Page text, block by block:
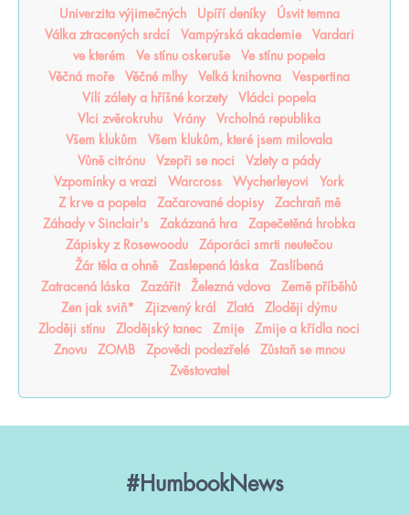
Univerzita výjimečných
Upíří deníky
Úsvit temna
Válka ztracených srdcí
Vampýrská akademie
Vardari
ve kterém
Ve stínu oskeruše
Ve stínu popela
Věčná moře
Věčné mlhy Velká knihovna
Vespertina
Vílí zálety a hříšné korzety
Vládci popela
Vlci zvěrokruhu
Vrány
Vrcholná republika
Všem klukům
Všem klukům, které jsem milovala
Vůně citrónu
Vzepři se noci
Vzlety a pády
Vzpomínky a vrazi
Warcross Wycherleyovi
York
Z krve a popela
Začarované dopisy
Zachraň mě
Záhady v Sinclair's
Zakázaná hra
Zapečetěná hrobka
Zápisky z Rosewoodu
Záporáci smrti neutečou
Žár těla a ohně
Zaslepená láska
Zaslíbená
Zatracená láska
Zazářit Železná vdova
Země příběhů
Zen jak sviň*
Zjizvený král Zlatá
Zloději dýmu
Zloději stínu
Zlodějský tanec Zmije
Zmije a křídla noci
Znovu
ZOMB Zpovědi podezřelé
Zůstaň se mnou
Zvěstovatel
#HumbookNews